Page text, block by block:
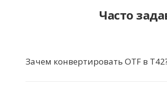
Часто
Зачем конвертировать OTF в